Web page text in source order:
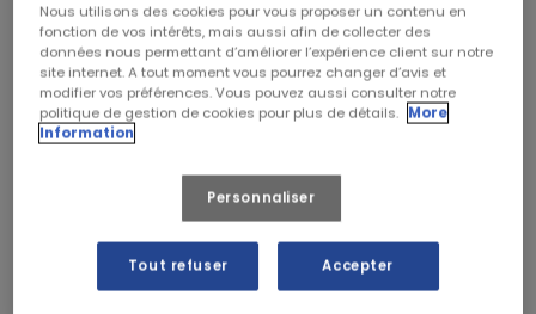
Nous utilisons des cookies pour vous proposer un contenu en
fonction de vos intérêts, mais aussi afin de collecter des
données nous permettant d’améliorer l’expérience client sur notre
site internet. A tout moment vous pourrez changer d’avis et
modifier vos préférences. Vous pouvez aussi consulter notre
politique de gestion de cookies pour plus de détails. More
Information
Personnaliser
Tout refuser Accepter